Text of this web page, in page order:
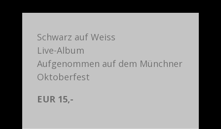
Schwarz auf Weiss
Live-Album
Aufgenommen auf dem Münchner
Oktoberfest
EUR 15,-